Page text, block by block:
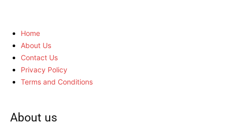
Home
About Us
Contact Us
Privacy Policy
Terms and Conditions
About us